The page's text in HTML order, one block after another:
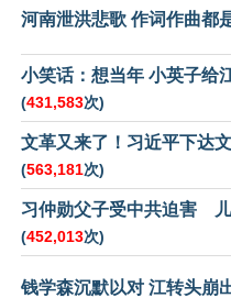
河南泄洪悲歌 作词作曲都
小笑话：想当年 小英子给
(431,583次)
文革又来了！习近平下达
(563,181次)
习仲勋父子受中共迫害
(452,013次)
钱学森沉默以对 江转头崩